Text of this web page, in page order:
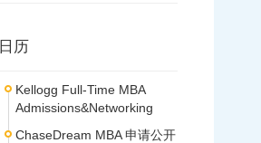
历
Kellogg Full-Time MBA
Admissions&Networking
ChaseDream MBA 申请公开